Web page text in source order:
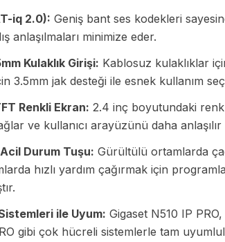
iq 2.0): Geniş bant ses kodekleri
anlaşılmaları minimize eder.
Kulaklık Girişi: Kablosuz kulaklıklar
3.5mm jak desteği ile esnek kullanım
Renkli Ekran: 2.4 inç boyutundaki
ve kullanıcı arayüzünü daha
Durum Tuşu: Gürültülü ortamlarda
hızlı yardım çağırmak için
ile Uyum: Gigaset N510 IP
gibi çok hücreli sistemlerle tam